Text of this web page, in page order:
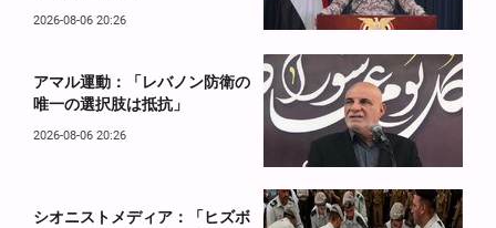
2026-08-06 20:26
アマル運動：「レバノン防衛の
唯一の選択肢は抵抗」
2026-08-06 20:26
シオニストメディア：「ヒズボ